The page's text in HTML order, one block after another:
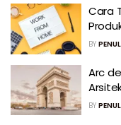
Cara
BY
Arc
BY